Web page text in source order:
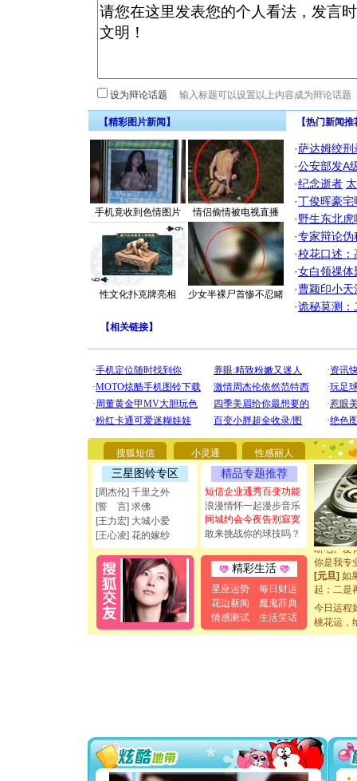
设为辩论话题
【精彩图片新闻】
手机竟收到色情图片 情侣偷情被电视直播
性文化扑克牌亮相 少女半裸尸首惨不忍睹
【热门新闻
·萨达姆绞刑
·公安部发A
·纪念逝者
·丁俊晖豪
·野生东北
·专家辩论伪
·校花口述：
·女白领祼体
·曹颖印小天
·诡秘莫测：
【相关链接】
搜狐短信 小灵通 性感丽人
三星图铃专区
[周杰伦] 千里之外
[誓 言] 求佛
[王力宏] 大城小爱
[王心凌] 花的嫁纱
精品专题推荐
短信企业通秀百变功能
浪漫情怀一起漫步音乐
同城约会今夜告别寂寞
敢来挑战你的球技吗？
精彩生活
星座运势
每日财运
花边新闻
魔鬼辞典
情感测试
生活笑话
[圣诞节]
要平安
[圣诞节]
能正大光
都要快乐
[圣诞节]
如意,快
[元旦]看
断电。爱
你是我专
[元旦]如
起；二是
离。水晶
[元旦]当
泣，这痛
卖了。水
你太多，
要平安
[圣诞节]
今日运程
桃花运，